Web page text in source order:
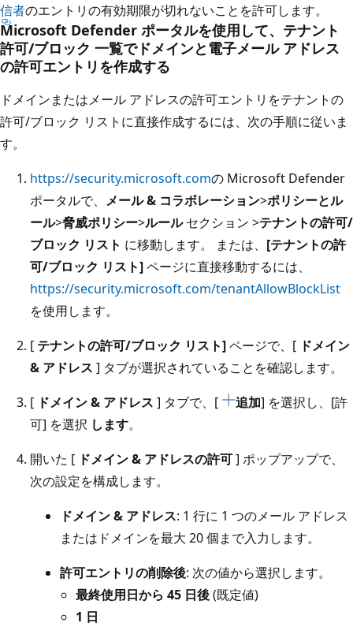
信者のエントリの有効期限が切れないことを許可します。
Microsoft Defender ポータルを使用して、テナント
許可/ブロック 一覧でドメインと電子メール アドレス
の許可エントリを作成する
ドメインまたはメール アドレスの許可エントリをテナントの
許可/ブロック リストに直接作成するには、次の手順に従いま
す。
https://security.microsoft.comの Microsoft Defender
ポータルで、 メール & コラボレーション>ポリシーとル
ール>脅威ポリシー>ルールセクション >テナントの許可/
ブロック リスト に移動します。 または、 [テナントの許
可/ブロック リスト]ページに直接移動するには、
https://security.microsoft.com/tenantAllowBlockList
を使用します。
[ テナントの許可/ブロック リスト]ページで、[ ドメイン
& アドレス ] タブが選択されていることを確認します。
[ ドメイン & アドレス ] タブで、[ 追加] を選択し、[許
可] を選択 します。
開いた [ ドメイン & アドレスの許可] ポップアップで、
次の設定を構成します。
ドメイン & アドレス: 1 行に 1 つのメール アドレス
またはドメインを最大 20 個まで入力します。
許可エントリの削除後: 次の値から選択します。
最終使用日から 45 日後(既定値)
1 日